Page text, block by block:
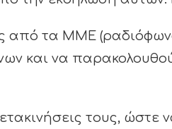
τα ΜΜΕ (ραδιόφωνο
και να
τους, ώστε